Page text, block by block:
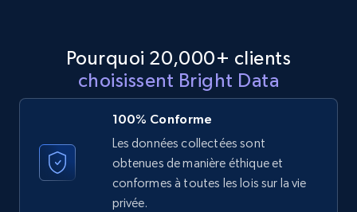
11.3K+ 1.5K+ Essai gratuit
ID, User posted, Name, Description, Date
posted, Photos, URL, Quoted post, and more.
Pourquoi 20,000+ clients
choisissent Bright Data
100% Conforme
Les données collectées sont
obtenues de manière éthique et
conformes à toutes les lois sur la vie
privée.